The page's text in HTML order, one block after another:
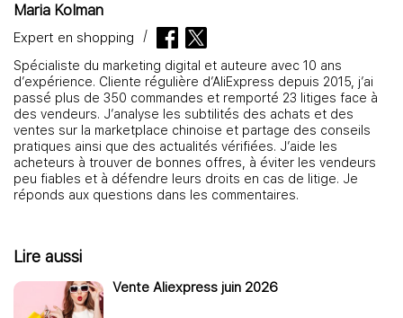
Maria Kolman
Expert en shopping
Spécialiste du marketing digital et auteure avec 10 ans
d’expérience. Cliente régulière d’AliExpress depuis 2015, j’ai
passé plus de 350 commandes et remporté 23 litiges face à
des vendeurs. J’analyse les subtilités des achats et des
ventes sur la marketplace chinoise et partage des conseils
pratiques ainsi que des actualités vérifiées. J’aide les
acheteurs à trouver de bonnes offres, à éviter les vendeurs
peu fiables et à défendre leurs droits en cas de litige. Je
réponds aux questions dans les commentaires.
Lire aussi
Vente Aliexpress juin 2026